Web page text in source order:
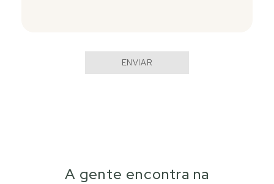
ENVIAR
A gente encontra na